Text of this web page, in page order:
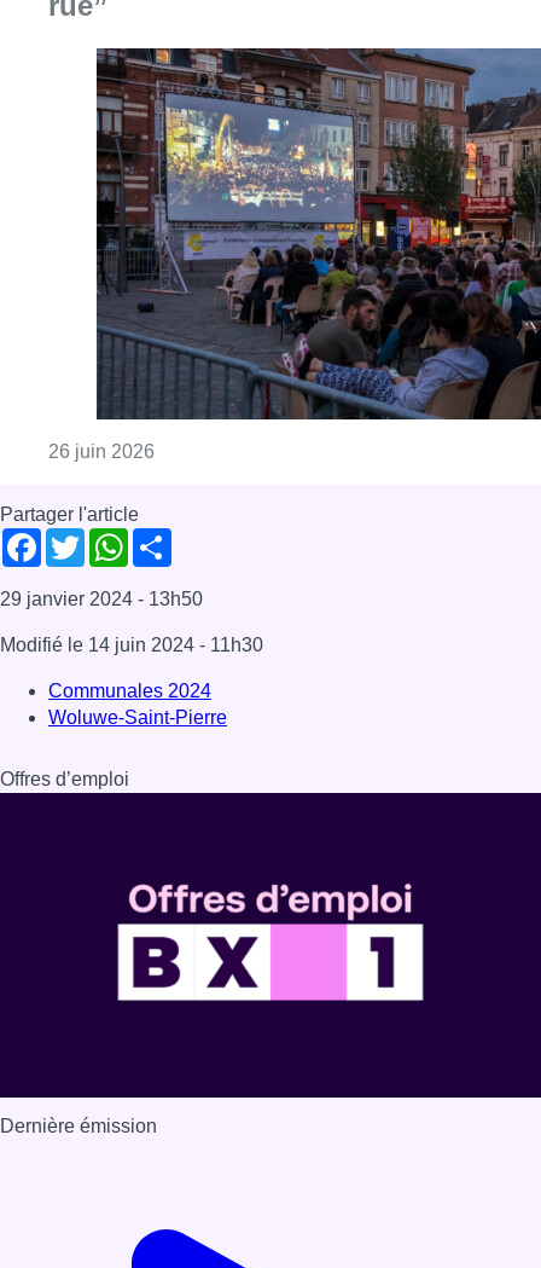
26 juin 2026 Consulter l'article "Bruxelles fait son cinéma
Partager l'article
Facebook
TwitterWhatsApp
Share
29 janvier 2024- 13h50
14 juin 2024 - 11h30
Communales 2024
Woluwe-Saint-Pierre
Offres d’emploi